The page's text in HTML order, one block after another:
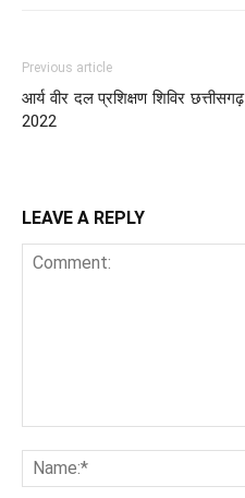
Previous article
आर्य वीर दल प्रशिक्षण शिविर छत्तीसगढ़
2022
LEAVE A REPLY